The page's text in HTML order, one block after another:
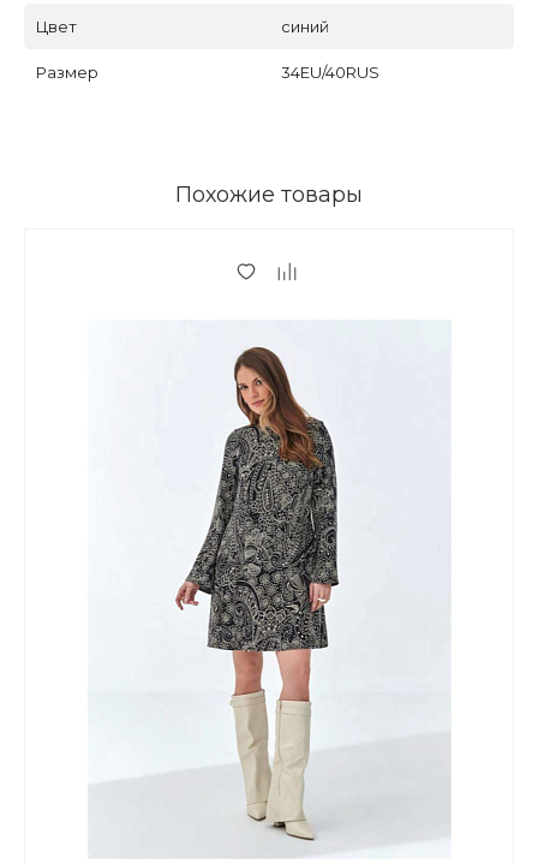
Цвет синий
Размер 34EU/40RUS
Похожие товары